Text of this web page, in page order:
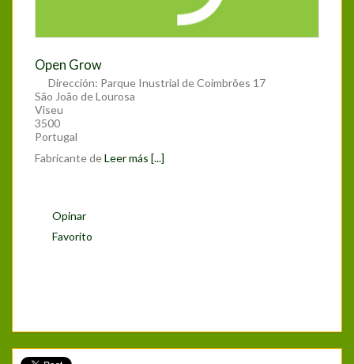
Open Grow
Dirección: Parque Inustrial de Coimbrões 17
São João de Lourosa
Viseu
3500
Portugal
Fabricante deLeer más [...]
Opinar
Favorito